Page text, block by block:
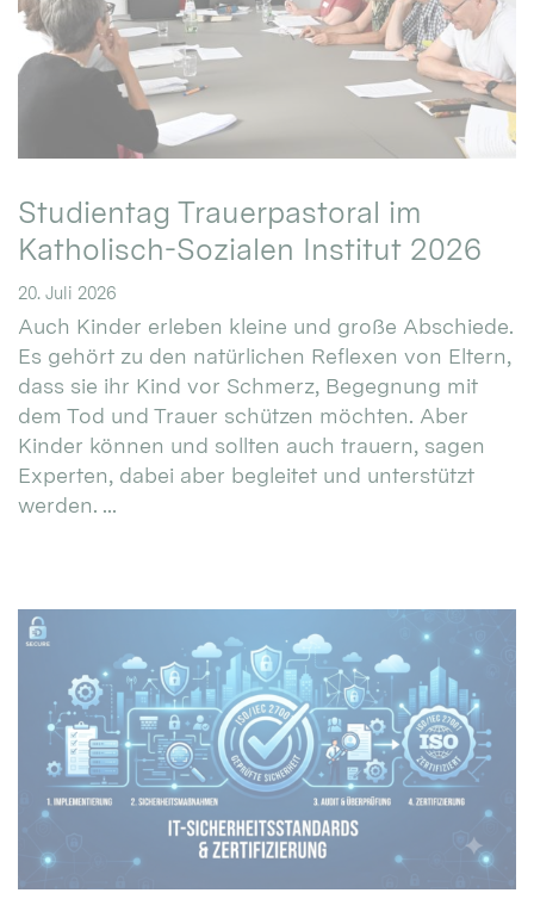
Studientag Trauerpastoral im
Katholisch-Sozialen Institut 2026
20. Juli 2026
Auch Kinder erleben kleine und große Abschiede.
Es gehört zu den natürlichen Reflexen von Eltern,
dass sie ihr Kind vor Schmerz, Begegnung mit
dem Tod und Trauer schützen möchten. Aber
Kinder können und sollten auch trauern, sagen
Experten, dabei aber begleitet und unterstützt
werden. ...